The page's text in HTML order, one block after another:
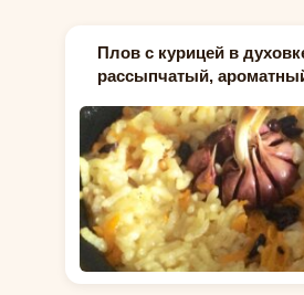
Плов с курицей в
рассыпчатый,